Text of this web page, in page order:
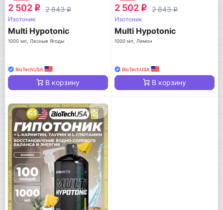
2 502 q 2 843q
Изотоник
Multi Hypotonic
1000 мл, Лесные Ягоды
BioTechUSA
В корзину
2 502 q 2 843q
Изотоник
Multi Hypotonic
1000 мл, Лимон
BioTechUSA
В корзину